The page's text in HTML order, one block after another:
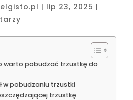
| lip 23, 2025 |
warto pobudzać trzustkę do
w pobudzaniu trzustki
trzustkę